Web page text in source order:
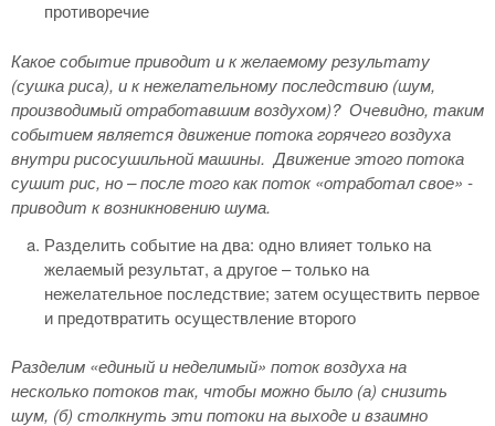
противоречие
Какое событие приводит и к желаемому результату
(сушка риса), и к нежелательному последствию (шум,
производимый отработавшим воздухом)? Очевидно, таким
событием является движение потока горячего воздуха
внутри рисосушильной машины. Движение этого потока
сушит рис, но – после того как поток «отработал свое» -
приводит к возникновению шума.
Разделить событие на два: одно влияет только на
желаемый результат, а другое – только на
нежелательное последствие; затем осуществить первое
и предотвратить осуществление второго
Разделим «единый и неделимый» поток воздуха на
несколько потоков так, чтобы можно было (а) снизить
шум, (б) столкнуть эти потоки на выходе и взаимно